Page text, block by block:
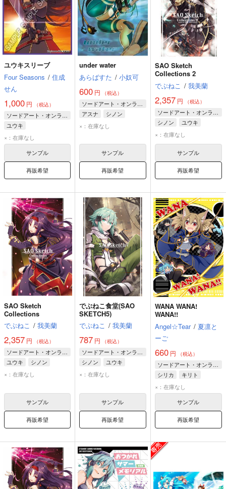
ユウキスリーブ
Four Seasons / 住成
せん
1,000 円 （税込）
ソードアート・オンライン
ユウキ
×：在庫なし
サンプル
再販希望
under water
あらばすた / 小奴可
600 円 （税込）
ソードアート・オンライン
アスナ
シノン
ユウキ
×：在庫なし
サンプル
再販希望
SAO Sketch
Collections 2
でぶねこ / 我美蘭
2,357円 （税込）
ソードアート・オンライン
シノン
ユウキ
アスナ
×：在庫なし
サンプル
再販希望
SAO Sketch
Collections
でぶねこ / 我美蘭
2,357 円 （税込）
ソードアート・オンライン
ユウキ
シノン
アスナ
×：在庫なし
サンプル
再販希望
でぶねこ食堂(SAO
SKETCH5)
でぶねこ / 我美蘭
787 円 （税込）
ソードアート・オンライン
シノン
ユウキ
アスナ
×：在庫なし
サンプル
再販希望
WANA WANA!
WANA!!
Angel☆Tear / 夏凛と
ーご
660円 （税込）
ソードアート・オンライン
シリカ
キリト
ユウキ
×：在庫なし
サンプル
再販希望